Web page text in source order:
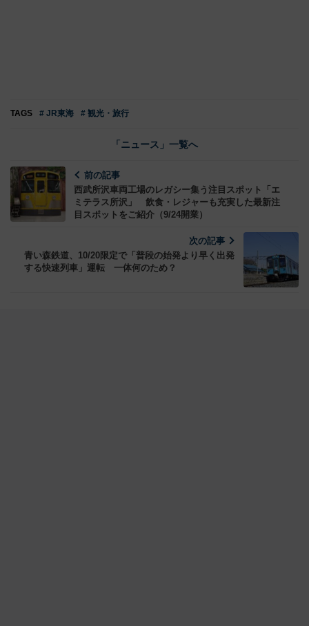
TAGS # JR東海 # 観光・旅行
「ニュース」一覧へ
前の記事
西武所沢車両工場のレガシー集う注目スポット「エ
ミテラス所沢」 飲食・レジャーも充実した最新注
目スポットをご紹介（9/24開業）
次の記事
青い森鉄道、10/20限定で「普段の始発より早く出発
する快速列車」運転 一体何のため？